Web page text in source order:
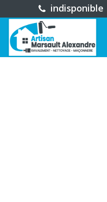
indisponible